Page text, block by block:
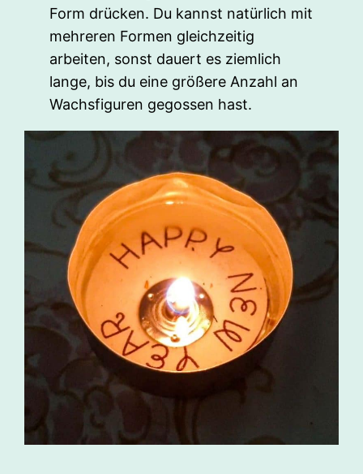
Form drücken. Du kannst natürlich mit
mehreren Formen gleichzeitig
arbeiten, sonst dauert es ziemlich
lange, bis du eine größere Anzahl an
Wachsfiguren gegossen hast.